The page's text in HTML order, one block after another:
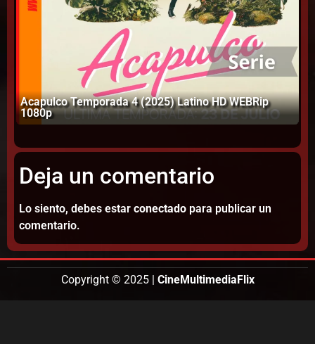
Acapulco Temporada 4 (2025) Latino HD WEBRip
1080p
Deja un comentario
Lo siento, debes estar conectado para publicar un
comentario.
Copyright © 2025 | CineMultimediaFlix